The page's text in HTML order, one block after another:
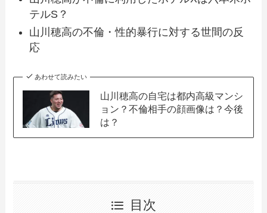
テルS？
山川穂高の不倫・性的暴行に対する世間の反
応
あわせて読みたい
山川穂高の自宅は都内高級マンシ
ョン？不倫相手の顔画像は？今後
は？
目次